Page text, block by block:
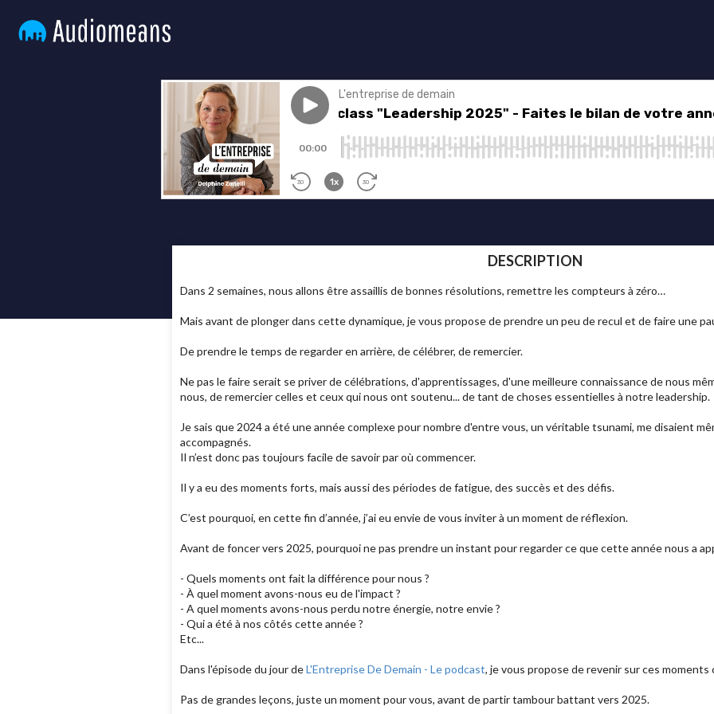
DESCRIPTION
Dans 2 semaines, nous allons être assaillis de bonnes résolutions, remettre les compteurs à zéro…
Mais avant de plonger dans cette dynamique, je vous propose de prendre un peu de recul et de faire une
De prendre le temps de regarder en arrière, de célébrer, de remercier.
Ne pas le faire serait se priver de célébrations, d'apprentissages, d'une meilleure connaissance de nous
nous, de remercier celles et ceux qui nous ont soutenu... de tant de choses essentielles à notre leadership.
Je sais que 2024 a été une année complexe pour nombre d'entre vous, un véritable tsunami, me disaient
accompagnés.
Il n’est donc pas toujours facile de savoir par où commencer.
Il y a eu des moments forts, mais aussi des périodes de fatigue, des succès et des défis.
C’est pourquoi, en cette fin d’année, j’ai eu envie de vous inviter à un moment de réflexion.
Avant de foncer vers 2025, pourquoi ne pas prendre un instant pour regarder ce que cette année nous a
- Quels moments ont fait la différence pour nous ?
- À quel moment avons-nous eu de l'impact ?
- A quel moments avons-nous perdu notre énergie, notre envie ?
- Qui a été à nos côtés cette année ?
Etc...
Dans l'épisode du jour deL'Entreprise De Demain - Le podcast, je vous propose de revenir sur ces moments
Pas de grandes leçons, juste un moment pour vous, avant de partir tambour battant vers 2025.